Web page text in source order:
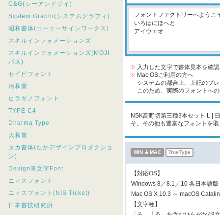
C&G(シーアンドジイ)
System Graphi(システムグラフィ)
昭和書体(コーエーサインワークス)
スキルインフォメーションズ
スキルインフォメーションズ(MOJI
パス)
セイビフォント
清和堂
ヒラギノフォント
TYPE C4
Dharma Type
大和堂
タカ書体(たかデザインプロダクショ
ン)
Design筆文字Font
ニィスフォント
ニィスフォント(NIS Ticket)
日本書技研究所
※ 入力した文字で書体見本を確
※ Mac OSご利用の方へ
システムの都合上、上記のプ
このため、実際のフォントへの
NSK高野切第三種3本セット L |
そ。その他も豊富なフォントを
WIN & MAC TrueType
【対応OS】
Windows 8／8.1／10 各日本語版
Mac OS X 10.3 ～ macOS
【文字種】